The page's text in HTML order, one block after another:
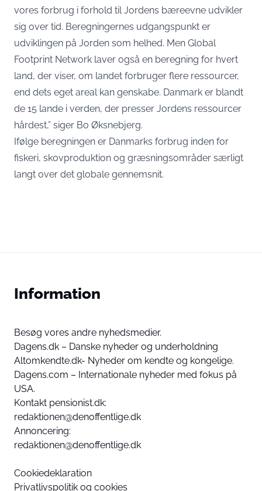
vores forbrug i forhold til Jordens bæreevne udvikler
sig over tid. Beregningernes udgangspunkt er
udviklingen på Jorden som helhed. Men Global
Footprint Network laver også en beregning for hvert
land, der viser, om landet forbruger flere ressourcer,
end dets eget areal kan genskabe. Danmark er blandt
de 15 lande i verden, der presser Jordens ressourcer
hårdest,” siger Bo Øksnebjerg.
Ifølge beregningen er Danmarks forbrug inden for
fiskeri, skovproduktion og græsningsområder særligt
langt over det globale gennemsnit.
Information
Besøg vores andre nyhedsmedier.
Dagens.dk – Danske nyheder og underholdning
Altomkendte.dk- Nyheder om kendte og kongelige.
Dagens.com – Internationale nyheder med fokus på
USA.
Kontakt pensionist.dk:
redaktionen@denoffentlige.dk
Annoncering:
redaktionen@denoffentlige.dk
Cookiedeklaration
Privatlivspolitik og cookies